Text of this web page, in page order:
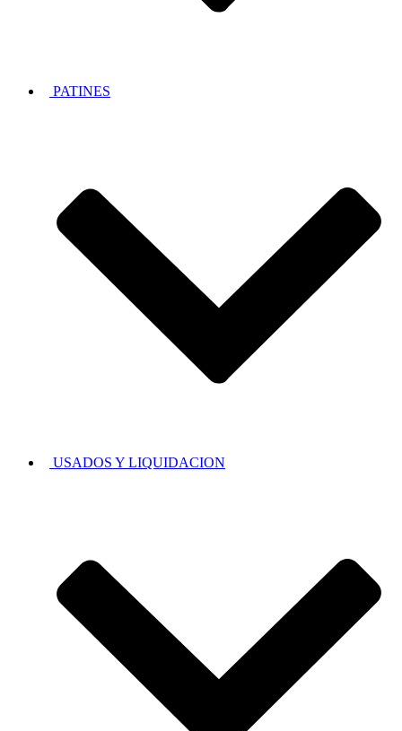
PATINES
USADOS Y LIQUIDACION